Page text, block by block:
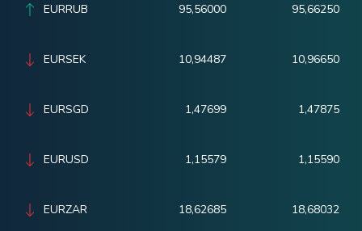
EURRUB 95,56000 95,66250
EURSEK 10,94487 10,96650
EURSGD 1,47699 1,47875
EURUSD 1,15579 1,15590
EURZAR 18,62685 18,68032